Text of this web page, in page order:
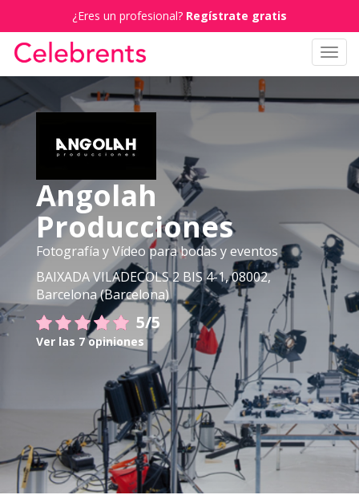
¿Eres un profesional? Regístrate gratis
Angolah
Producciones
Fotografía y Vídeo para bodas y eventos
BAIXADA VILADECOLS 2 BIS 4-1, 08002,
Barcelona (Barcelona)
5/5
Ver las 7 opiniones